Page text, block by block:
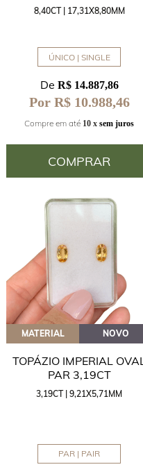
8,40CT | 17,31X8,80MM
ÚNICO | SINGLE
De R$ 14.887,86
Por R$ 10.988,46
Compre em até 10 x sem juros
COMPRAR
MATERIAL NOVO
TOPÁZIO IMPERIAL
PAR 3,19CT
3,19CT | 9,21X5,71MM
PAR | PAIR